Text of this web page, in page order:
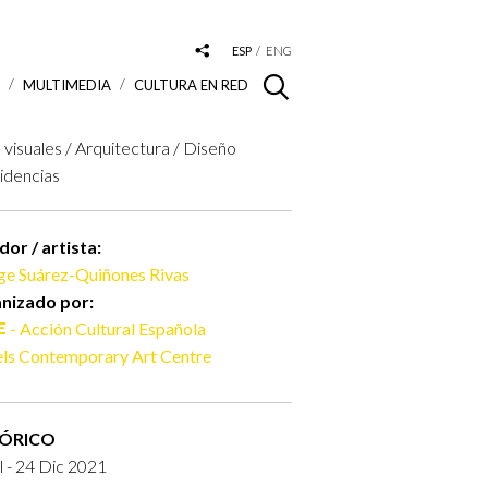
ESP ENG
MULTIMEDIA CULTURA EN RED
/ Arquitectura / Diseño
/ artista:
Suárez-Quiñones Rivas
por:
- Acción Cultural Española
Contemporary Art Centre
- 24 Dic 2021